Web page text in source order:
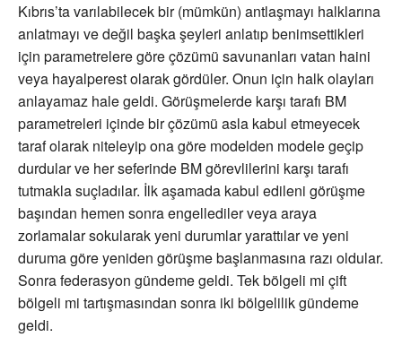
Kıbrıs’ta varılabilecek bir (mümkün) antlaşmayı halklarına
anlatmayı ve değil başka şeyleri anlatıp benimsettikleri
için parametrelere göre çözümü savunanları vatan haini
veya hayalperest olarak gördüler. Onun için halk olayları
anlayamaz hale geldi. Görüşmelerde karşı tarafı BM
parametreleri içinde bir çözümü asla kabul etmeyecek
taraf olarak niteleyip ona göre modelden modele geçip
durdular ve her seferinde BM görevlilerini karşı tarafı
tutmakla suçladılar. İlk aşamada kabul edileni görüşme
başından hemen sonra engellediler veya araya
zorlamalar sokularak yeni durumlar yarattılar ve yeni
duruma göre yeniden görüşme başlanmasına razı oldular.
Sonra federasyon gündeme geldi. Tek bölgeli mi çift
bölgeli mi tartışmasından sonra iki bölgelilik gündeme
geldi.